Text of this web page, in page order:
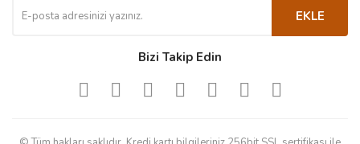
EKLE
Bizi Takip Edin